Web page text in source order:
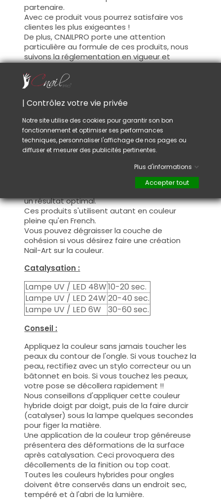
partenaire.
Avec ce produit vous pourrez satisfaire vos
clientes les plus exigeantes !
De plus, CNAILPRO porte une attention
particulière au formule de ces produits, nous
suivons la réglementation en vigueur et
garantissons la conformité de nos produits.
Ceci pour garantir une sécurité d'utilisation
optimale.
Cette couleur s'applique avec son pinceau, de
manière fine, sur la base (il n'est pas
nécessaire de dégraisser la couche de
cohésion) ou sur la construction après limage.
Ce produit s'applique en deux couches,
fermez le bord libre à la première couche et
appliquez la deuxième couche pour garantir
un résultat optimal.
Ces produits s'utilisent autant en couleur
pleine qu'en French.
Vous pouvez dégraisser la couche de
cohésion si vous désirez faire une création
Nail-Art sur la couleur.
Catalysation :
Lampe UV / LED 48W10-20 sec.
Lampe UV / LED 24W 20-40 sec.
Lampe UV / LED 6W
30-60 sec.
Conseil :
Appliquez la couleur sans jamais toucher les
peaux du contour de l'ongle. Si vous touchez la
peau, rectifiez avec un stylo correcteur ou un
bâtonnet en bois. Si vous touchez les peaux,
votre pose se décollera rapidement !!
Nous conseillons d'appliquer cette couleur
hybride doigt par doigt, puis de la faire durcir
(catalyser) sous la lampe quelques secondes
pour figer la matière.
Une application de la couleur trop généreuse
présentera des déformations de la surface
après catalysation. Ceci provoquera des
décollements de la finition ou top coat.
Toutes les couleurs hybrides pour ongles
doivent être conservés dans un endroit sec,
tempéré et à l'abri de la lumière.
| Contrôlez votre vie privée
Notre site utilise des cookies pour garantir son bon
fonctionnement et optimiser ses performances
techniques, personnaliser l'affichage de nos pages ou
diffuser et mesurer des publicités pertinentes.
Plus d'informations
Accepter tout